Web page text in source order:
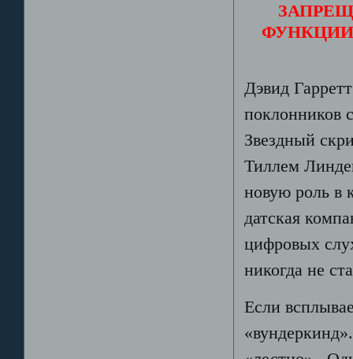
Дэвид
поклонников
Звездный
Тиллем
новую роль в
датская
цифровых
никогда не
Если